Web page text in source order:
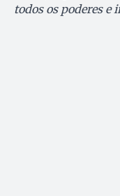
todos os poderes e